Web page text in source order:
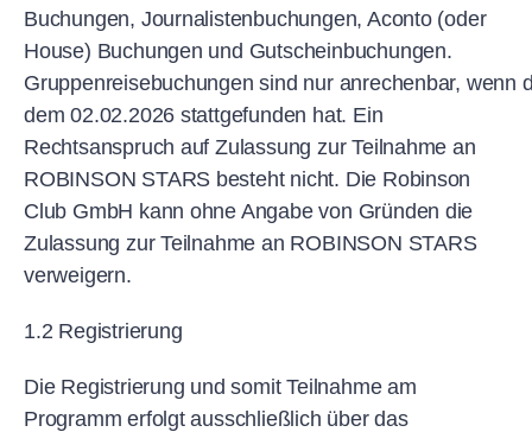
Buchungen, Journalistenbuchungen, Aconto (oder
House) Buchungen und Gutscheinbuchungen.
Gruppenreisebuchungen sind nur anrechenbar, wenn
dem 02.02.2026 stattgefunden hat. Ein
Rechtsanspruch auf Zulassung zur Teilnahme an
ROBINSON STARS besteht nicht. Die Robinson
Club GmbH kann ohne Angabe von Gründen die
Zulassung zur Teilnahme an ROBINSON STARS
verweigern.
1.2 Registrierung
Die Registrierung und somit Teilnahme am
Programm erfolgt ausschließlich über das